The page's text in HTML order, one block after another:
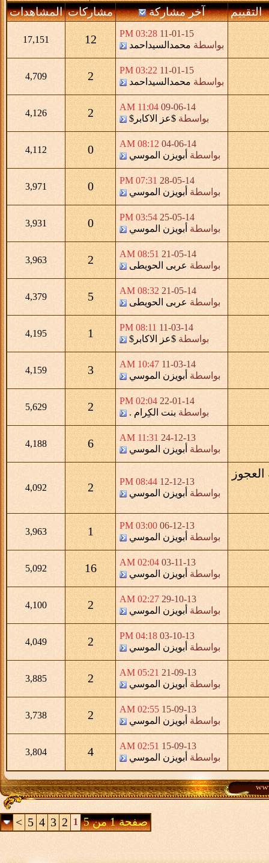
التقييم
آخر مشاركة مشاركات المشاهدات
11-01-15
03:28 PM
بواسطة محمدالسيداحمد 12
17,151
11-01-15
03:22 PM
بواسطة محمدالسيداحمد 2
4,709
09-06-14
11:04 AM
بواسطة $عز الاكابر$ 2
4,126
04-06-14
08:12 AM
بواسطة أبويزن الموسي 0
4,112
28-05-14
07:31 PM
بواسطة أبويزن الموسي 0
3,971
25-05-14
03:54 PM
بواسطة أبويزن الموسي 0
3,931
21-05-14
08:51 AM
بواسطة عربى الحويطى 2
3,963
21-05-14
08:32 AM
بواسطة عربى الحويطى 5
4,379
11-03-14
08:11 PM
بواسطة $عز الاكابر$ 1
4,195
11-03-14
10:47 AM
بواسطة أبويزن الموسي 3
4,159
22-01-14
02:04 PM
بواسطة بنت الكِرام . 2
5,629
24-12-13
11:31 AM
بواسطة أبويزن الموسي 6
4,188
12-12-13
08:44 PM
بواسطة أبويزن الموسي 2
4,092
06-12-13
03:00 PM
بواسطة أبويزن الموسي 1
3,963
03-11-13
02:04 AM
بواسطة أبويزن الموسي 16
5,092
29-10-13
02:27 AM
بواسطة أبويزن الموسي 2
4,100
03-10-13
04:18 PM
بواسطة أبويزن الموسي 2
4,049
21-09-13
05:21 AM
بواسطة أبويزن الموسي 2
3,885
15-09-13
02:55 AM
بواسطة أبويزن الموسي 2
3,738
15-09-13
02:51 AM
بواسطة أبويزن الموسي 4
3,804
صفحة 1 من 5 1
2
3
4
5
>